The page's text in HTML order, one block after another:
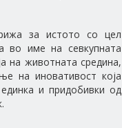
за истото со цел
во име на севкупната
на животната средина,
на иновативост која
и придобивки од